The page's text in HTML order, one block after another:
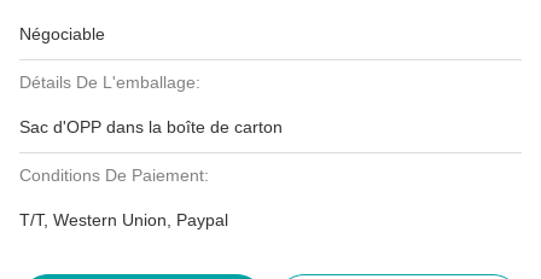
Négociable
Détails De L'emballage:
Sac d'OPP dans la boîte de carton
Conditions De Paiement:
T/T, Western Union, Paypal